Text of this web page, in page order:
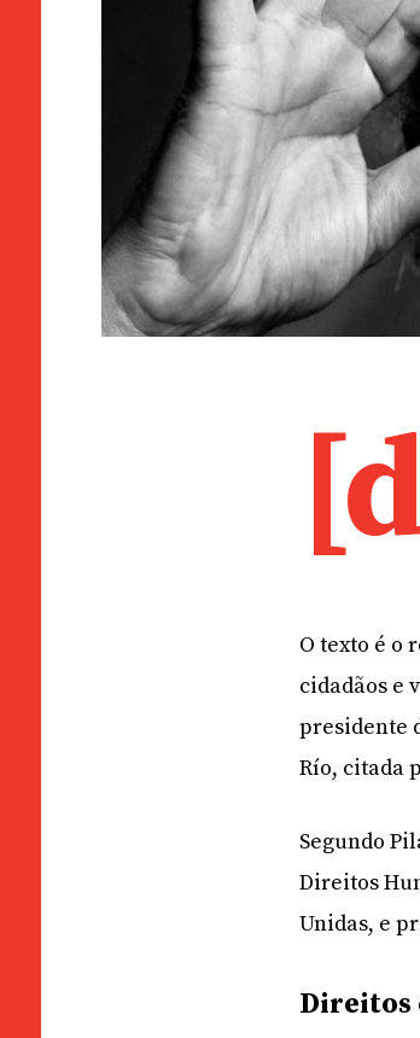
O texto é o
cidadãos e
presidente
Río, citada
Segundo
Direitos
Unidas, e
Direitos